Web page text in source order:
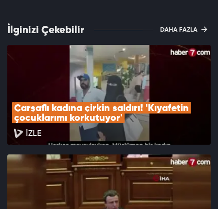
İlginizi Çekebilir DAHA FAZLA
Çarşaflı kadına çirkin saldırı! 'Kıyafetin
çocuklarımı korkutuyor'
İZLE